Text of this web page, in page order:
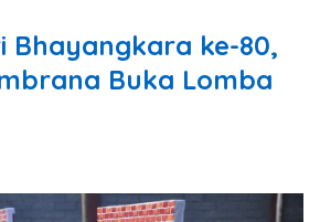
Bhayangkara ke-80,
Buka Lomba